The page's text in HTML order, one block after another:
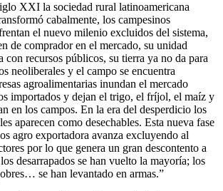
XXI la sociedad rural latinoamericana
cabalmente, los campesinos
el nuevo milenio excluidos del sistema,
de comprador en el mercado, su unidad
con recursos públicos, su tierra ya no da para
neoliberales y el campo se encuentra
agroalimentarias inundan el mercado
importados y dejan el trigo, el fríjol, el maíz y
en los campos. En la era del desperdicio los
aparecen como desechables. Esta nueva fase
agro exportadora avanza excluyendo al
por lo que genera un gran descontento a
desarrapados se han vuelto la mayoría; los
se han levantado en armas.”